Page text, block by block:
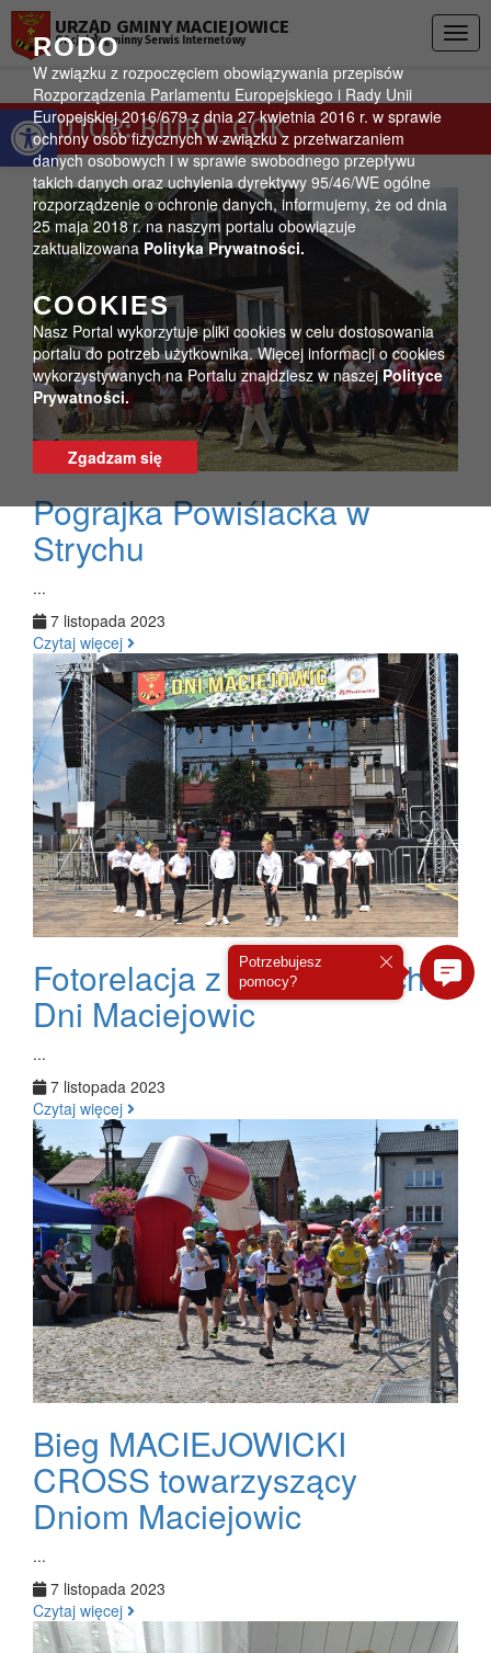
Otwórz pasek narzędzi
RODO
W związku z rozpoczęciem obowiązywania przepisów
Rozporządzenia Parlamentu Europejskiego i Rady Unii
Europejskiej 2016/679 z dnia 27 kwietnia 2016 r. w sprawie
ochrony osób fizycznych w związku z przetwarzaniem
danych osobowych i w sprawie swobodnego przepływu
takich danych oraz uchylenia dyrektywy 95/46/WE ogólne
rozporządzenie o ochronie danych, informujemy, że od dnia
25 maja 2018 r. na naszym portalu obowiązuje
zaktualizowana Polityka Prywatności.
COOKIES
Nasz Portal wykorzytuje pliki cookies w celu dostosowania
portalu do potrzeb użytkownika. Więcej informacji o cookies
wykorzystywanych na Portalu znajdziesz w naszejPolityce
Prywatności.
Zgadzam się
URZĄD GMINY MACIEJOWICE
Oficjalny gminny Serwis Internetowy
AUTOR:BIURO_GOK
Pograjka Powiślacka w
Strychu
...
7 listopada 2023
Czytaj więcej
Fotorelacja z tegorocznych
Dni Maciejowic
...
7 listopada 2023
Czytaj więcej
Bieg MACIEJOWICKI
CROSS towarzyszący
Dniom Maciejowic
...
7 listopada 2023
Czytaj więcej
Potrzebujesz
pomocy?